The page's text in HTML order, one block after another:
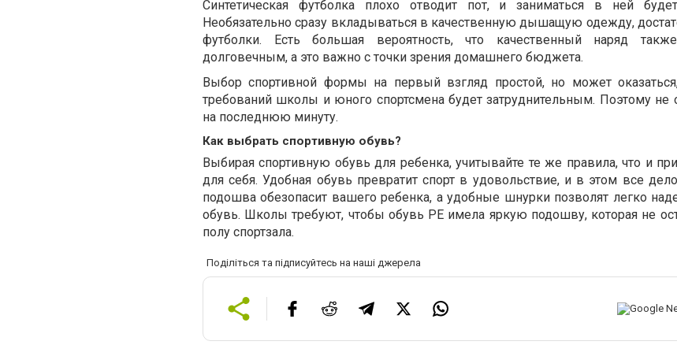
Синтетическая футболка плохо отводит пот, и заниматься в ней
Необязательно сразу вкладываться в качественную дышащую одежду,
футболки. Есть большая вероятность, что качественный наряд
долговечным, а это важно с точки зрения домашнего бюджета.
Выбор спортивной формы на первый взгляд простой, но может
требований школы и юного спортсмена будет затруднительным. Поэтому не
на последнюю минуту.
Как выбрать спортивную обувь?
Выбирая спортивную обувь для ребенка, учитывайте те же правила, что и
для себя. Удобная обувь превратит спорт в удовольствие, и в этом все
подошва обезопасит вашего ребенка, а удобные шнурки позволят легко
обувь. Школы требуют, чтобы обувь PE имела яркую подошву, которая не
полу спортзала.
Поділіться та підписуйтесь на наші джерела